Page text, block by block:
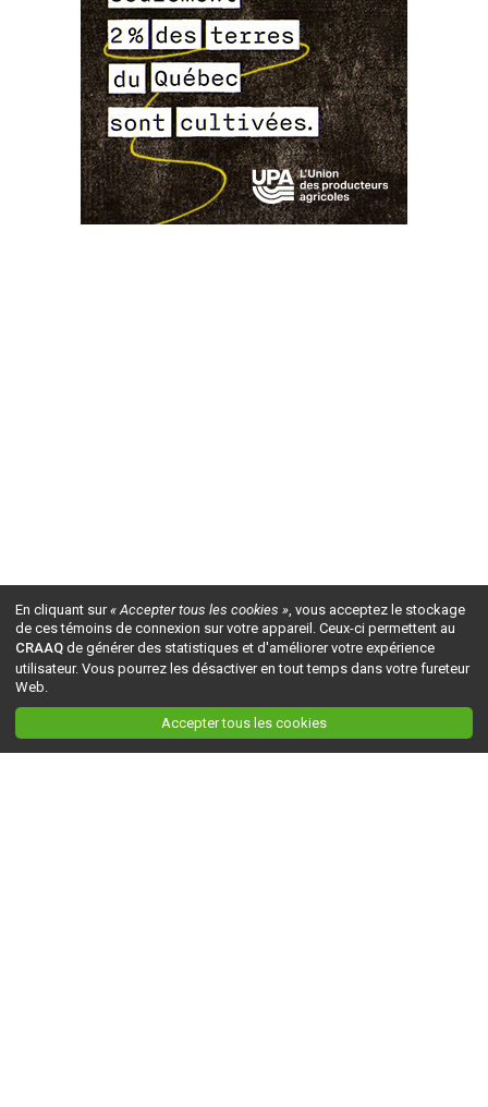
En cliquant sur« Accepter tous les cookies », vous acceptez le stockage
de ces témoins de connexion sur votre appareil. Ceux-ci permettent au
CRAAQ de générer des statistiques et d'améliorer votre expérience
utilisateur. Vous pourrez les désactiver en tout temps dans votre fureteur
Web.
Accepter tous les cookies